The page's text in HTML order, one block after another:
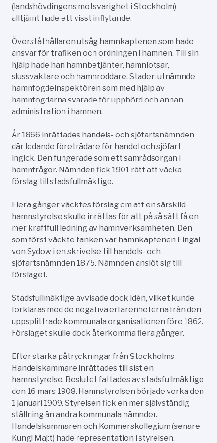
(landshövdingens motsvarighet i Stockholm)
alltjämt hade ett visst inflytande.
Överståthållaren utsåg hamnkaptenen som hade
ansvar för trafiken och ordningen i hamnen. Till sin
hjälp hade han hamnbetjänter, hamnlotsar,
slussvaktare och hamnroddare. Staden utnämnde
hamnfogdeinspektören som med hjälp av
hamnfogdarna svarade för uppbörd och annan
administration i hamnen.
År 1866 inrättades handels- och sjöfartsnämnden
där ledande företrädare för handel och sjöfart
ingick. Den fungerade som ett samrådsorgan i
hamnfrågor. Nämnden fick 1901 rätt att väcka
förslag till stadsfullmäktige.
Flera gånger väcktes förslag om att en särskild
hamnstyrelse skulle inrättas för att på så sätt få en
mer kraftfull ledning av hamnverksamheten. Den
som först väckte tanken var hamnkaptenen Fingal
von Sydow i en skrivelse till handels- och
sjöfartsnämnden 1875. Nämnden anslöt sig till
förslaget.
Stadsfullmäktige avvisade dock idén, vilket kunde
förklaras med de negativa erfarenheterna från den
uppsplittrade kommunala organisationen före 1862.
Förslaget skulle dock återkomma flera gånger.
Efter starka påtryckningar från Stockholms
Handelskammare inrättades till sist en
hamnstyrelse. Beslutet fattades av stadsfullmäktige
den 16 mars 1908. Hamnstyrelsen började verka den
1 januari 1909. Styrelsen fick en mer självständig
ställning än andra kommunala nämnder.
Handelskammaren och Kommerskollegium (senare
Kungl Maj:t) hade representation i styrelsen.